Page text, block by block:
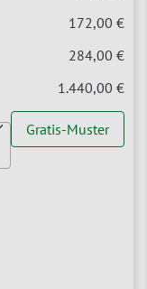
172,00 €
284,00 €
1.440,00 €
Gratis-Muster